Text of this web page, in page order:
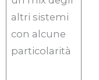
altri sistemi
con alcune
particolarità